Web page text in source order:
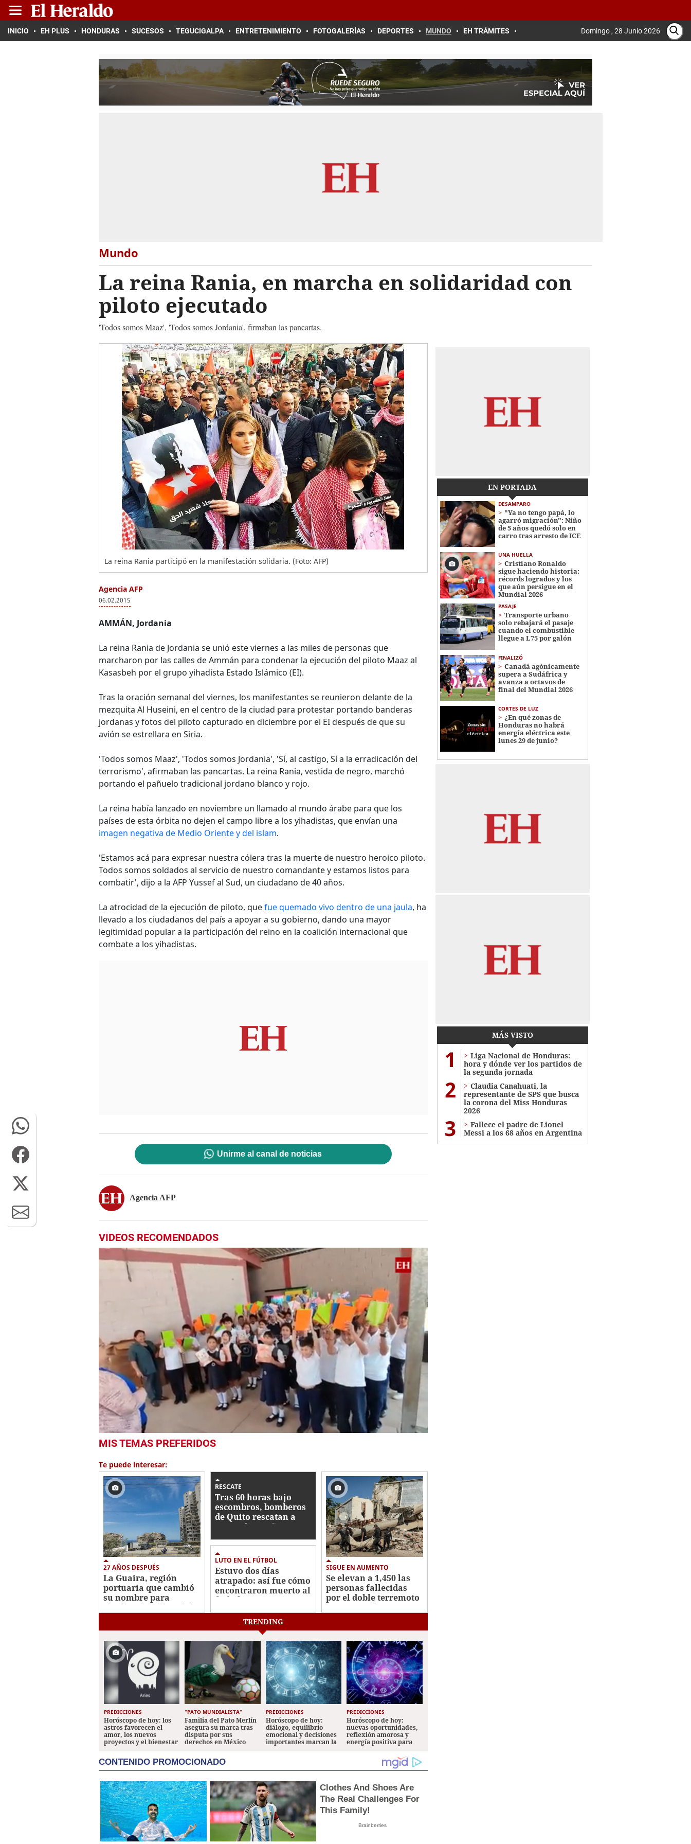
INICIO EH PLUS HONDURAS SUCESOS TEGUCIGALPA ENTRETENIMIENTO FOTOGALERÍAS DEPORTES MUNDO EH TRÁMITES Domingo , 28 Junio 2026
Mundo
La reina Rania, en marcha en solidaridad con
piloto ejecutado
'Todos somos Maaz', 'Todos somos Jordania', firmaban las pancartas.
La reina Rania participó en la manifestación solidaria. (Foto: AFP)
Agencia AFP
06.02.2015
AMMÁN, Jordania
La reina Rania de Jordania se unió este viernes a las miles de personas que
marcharon por las calles de Ammán para condenar la ejecución del piloto Maaz al
Kasasbeh por el grupo yihadista Estado Islámico (EI).
Tras la oración semanal del viernes, los manifestantes se reunieron delante de la
mezquita Al Huseini, en el centro de la ciudad para protestar portando banderas
jordanas y fotos del piloto capturado en diciembre por el EI después de que su
avión se estrellara en Siria.
'Todos somos Maaz', 'Todos somos Jordania', 'Sí, al castigo, Sí a la erradicación del
terrorismo', afirmaban las pancartas. La reina Rania, vestida de negro, marchó
portando el pañuelo tradicional jordano blanco y rojo.
La reina había lanzado en noviembre un llamado al mundo árabe para que los
países de esta órbita no dejen el campo libre a los yihadistas, que envían una
imagen negativa de Medio Oriente y del islam.
'Estamos acá para expresar nuestra cólera tras la muerte de nuestro heroico piloto.
Todos somos soldados al servicio de nuestro comandante y estamos listos para
combatir', dijo a la AFP Yussef al Sud, un ciudadano de 40 años.
La atrocidad de la ejecución de piloto, quefue quemado vivo dentro de una jaula, ha
llevado a los ciudadanos del país a apoyar a su gobierno, dando una mayor
legitimidad popular a la participación del reino en la coalición internacional que
combate a los yihadistas.
Unirme al canal de noticias
Agencia AFP
VIDEOS RECOMENDADOS
seconds
1
minute,
56
secondsVolume
0%
MIS TEMAS PREFERIDOS
Te puede interesar:
27 AÑOS DESPUÉS
La Guaira, región
portuaria que cambió
su nombre para
olvidar el deslave del
RESCATE
Tras 60 horas bajo
escombros, bomberos
de Quito rescatan a
mujer de 80 años en
LUTO EN EL FÚTBOL
Estuvo dos días
atrapado: así fue cómo
encontraron muerto al
futbolista Yimvert
Berroterán
SIGUE EN AUMENTO
Se elevan a 1,450 las
personas fallecidas
por el doble terremoto
en Venezuela
EN PORTADA
DESAMPARO
"Ya no tengo papá, lo
agarró migración": Niño
de 5 años quedó solo en
carro tras arresto de ICE
UNA HUELLA
Cristiano Ronaldo
sigue haciendo historia:
récords logrados y los
que aún persigue en el
Mundial 2026
PASAJE
Transporte urbano
solo rebajará el pasaje
cuando el combustible
llegue a L75 por galón
FINALIZÓ
Canadá agónicamente
supera a Sudáfrica y
avanza a octavos de
final del Mundial 2026
CORTES DE LUZ
¿En qué zonas de
Honduras no habrá
energía eléctrica este
lunes 29 de junio?
MÁS VISTO
1
Liga Nacional de Honduras:
hora y dónde ver los partidos de
la segunda jornada
2
Claudia Canahuati, la
representante de SPS que busca
la corona del Miss Honduras
2026
3
Fallece el padre de Lionel
Messi a los 68 años en Argentina
TRENDING
PREDICCIONES
Horóscopo de hoy: los
astros favorecen el
amor, los nuevos
proyectos y el bienestar
"PATO MUNDIALISTA"
Familia del Pato Merlín
asegura su marca tras
disputa por sus
derechos en México
PREDICCIONES
Horóscopo de hoy:
diálogo, equilibrio
emocional y decisiones
importantes marcan la
PREDICCIONES
Horóscopo de hoy:
nuevas oportunidades,
reflexión amorosa y
energía positiva para
CONTENIDO PROMOCIONADO
Clothes And Shoes Are
The Real Challenges For
This Family!
Brainberries